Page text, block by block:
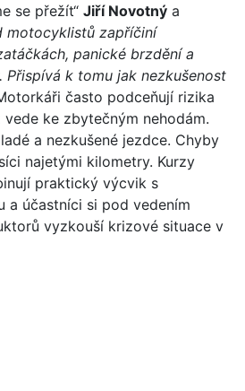
se přežít“ Jiří Novotný a
motocyklistů zapříčiní
panické brzdění a
Přispívá k tomu jak nezkušenost
často podceňují rizika
ke zbytečným nehodám.
a nezkušené jezdce. Chyby
najetými kilometry. Kurzy
praktický výcvik s
a účastníci si pod vedením
vyzkouší krizové situace v